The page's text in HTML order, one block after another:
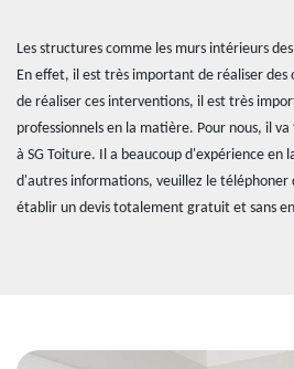
Les structures comme les murs intérieurs
En effet, il est très important de réaliser
de réaliser ces interventions, il est très
professionnels en la matière. Pour nous, il
à SG Toiture. Il a beaucoup d'expérience en
d'autres informations, veuillez le
établir un devis totalement gratuit et sans